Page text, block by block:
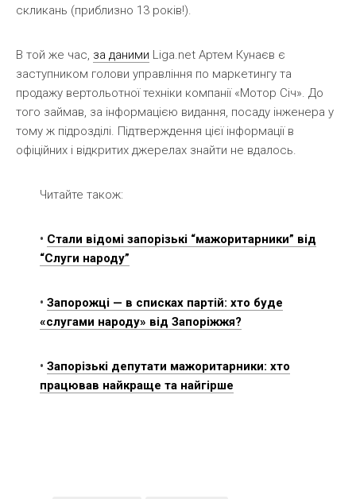
скликань (приблизно 13 років!).
В той же час, за даними Liga.net Артем Кунаєв є
заступником голови управління по маркетингу та
продажу вертольотної техніки компанії «Мотор Січ». До
того займав, за інформацією видання, посаду інженера у
тому ж підрозділі. Підтверждення цієї інформації в
офіційних і відкритих джерелах знайти не вдалось.
Читайте також:
• Стали відомі запорізькі “мажоритарники” від
“Слуги народу”
• Запорожці — в списках партій: хто буде
«слугами народу» від Запоріжжя?
• Запорізькі депутати мажоритарники: хто
працював найкраще та найгірше